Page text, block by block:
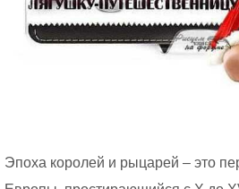
Эпоха королей и рыцарей – это